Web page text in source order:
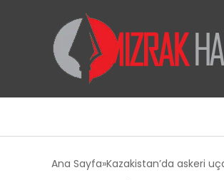
Ana Sayfa Kazakistan’da askeri